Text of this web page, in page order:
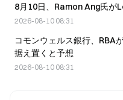
8月10日、Ramon Ang氏が
2026-08-10 08:31
コモンウェルス銀行、RBA
据え置くと予想
2026-08-10 08:31